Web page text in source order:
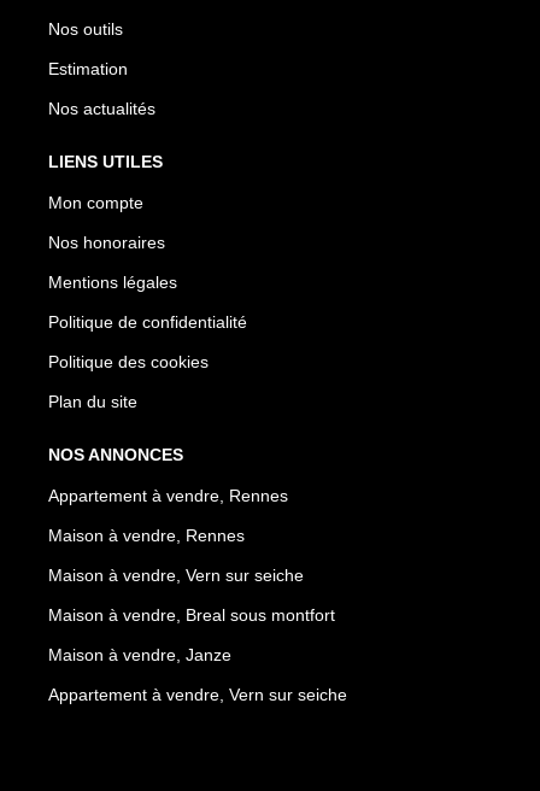
Nos outils
Estimation
Nos actualités
LIENS UTILES
Mon compte
Nos honoraires
Mentions légales
Politique de confidentialité
Politique des cookies
Plan du site
NOS ANNONCES
Appartement à vendre, Rennes
Maison à vendre, Rennes
Maison à vendre, Vern sur seiche
Maison à vendre, Breal sous montfort
Maison à vendre, Janze
Appartement à vendre, Vern sur seiche